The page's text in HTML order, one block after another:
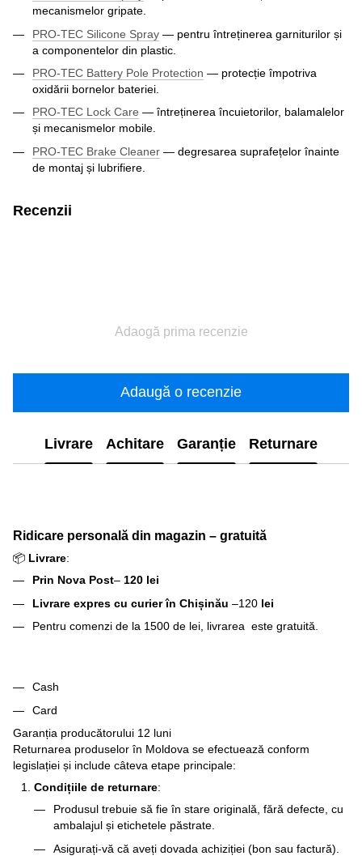
mecanismelor gripate.
PRO-TEC Silicone Spray — pentru întreținerea garniturilor și
a componentelor din plastic.
PRO-TEC Battery Pole Protection — protecție împotriva
oxidării bornelor bateriei.
PRO-TEC Lock Care — întreținerea încuietorilor, balamalelor
și mecanismelor mobile.
PRO-TEC Brake Cleaner — degresarea suprafețelor înainte
de montaj și lubrifiere.
Recenzii
Adaogă prima recenzie
Adaugă o recenzie
Livrare Achitare Garanție Returnare
Ridicare personală din magazin – gratuită
📦 Livrare:
Prin Nova Post– 120 lei
Livrare expres cu curier în Chișinău –120 lei
Pentru comenzi de la 1500 de lei, livrarea este gratuită.
Cash
Card
Garanția producătorului 12 luni
Returnarea produselor în Moldova se efectuează conform
legislației și include câteva etape principale:
Condițiile de returnare:
Produsul trebuie să fie în stare originală, fără defecte, cu
ambalajul și etichetele păstrate.
Asigurați-vă că aveți dovada achiziției (bon sau factură).